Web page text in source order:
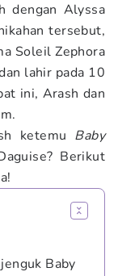
dengan Alyssa
tersebut,
Soleil Zephora
lahir pada 10
ini, Arash dan
ketemu Baby
Berikut
Baby